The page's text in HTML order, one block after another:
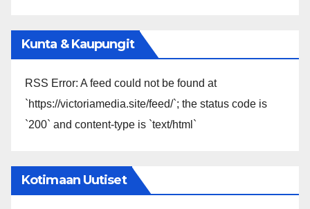
Kunta & Kaupungit
RSS Error: A feed could not be found at
`https://victoriamedia.site/feed/`; the status code is
`200` and content-type is `text/html`
Kotimaan Uutiset